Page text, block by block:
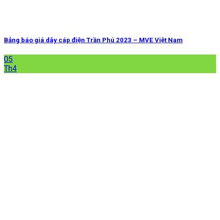
Bảng báo giá dây cáp điện Trần Phú 2023 – MVE Việt Nam
05
Th4